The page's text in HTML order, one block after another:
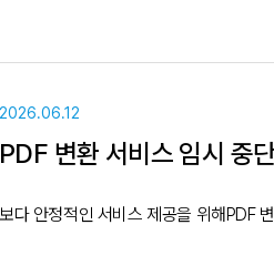
2026.06.12
PDF 변환 서비스 임시 중